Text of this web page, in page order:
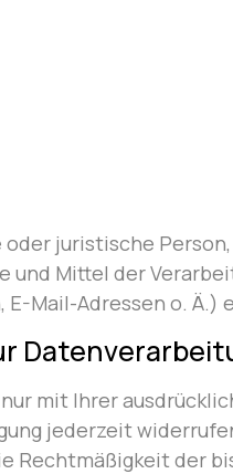
juristische
und Mittel der
E-Mail-Adressen o. Ä.)
mit Ihrer
jederzeit
Rechtmäßigkeit der